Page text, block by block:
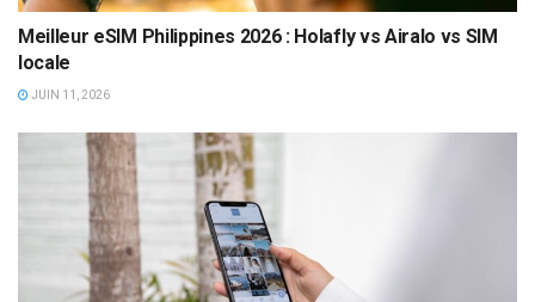
Meilleur eSIM Philippines 2026 : Holafly vs Airalo vs SIM
locale
JUIN 11, 2026